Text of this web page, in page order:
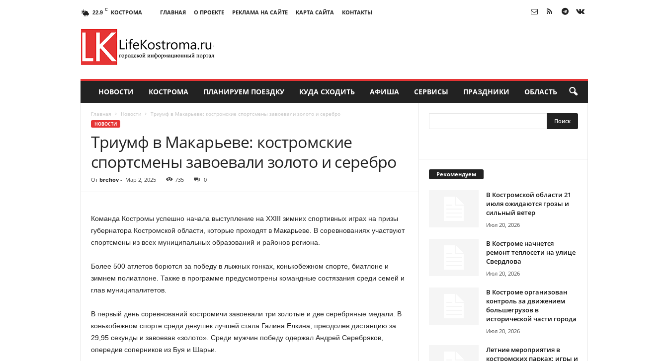
22.9 C КОСТРОМА ГЛАВНАЯ О ПРОЕКТЕ РЕКЛАМА НА САЙТЕ КАРТА САЙТА КОНТАКТЫ
НОВОСТИ КОСТРОМА ПЛАНИРУЕМ ПОЕЗДКУ КУДА СХОДИТЬ АФИША СЕРВИСЫ ПРАЗДНИКИ ОБЛАСТЬ
Главная Новости Триумф в Макарьеве: костромские спортсмены завоевали золото и серебро
НОВОСТИ
Триумф в Макарьеве: костромские
спортсмены завоевали золото и серебро
От brehov- Мар 2, 2025 735 0
Команда Костромы успешно начала выступление на XXIII зимних спортивных играх на призы
губернатора Костромской области, которые проходят в Макарьеве. В соревнованиях участвуют
спортсмены из всех муниципальных образований и районов региона.
Более 500 атлетов борются за победу в лыжных гонках, конькобежном спорте, биатлоне и
зимнем полиатлоне. Также в программе предусмотрены командные состязания среди семей и
глав муниципалитетов.
В первый день соревнований костромичи завоевали три золотые и две серебряные медали. В
конькобежном спорте среди девушек лучшей стала Галина Елкина, преодолев дистанцию за
29,95 секунды и завоевав «золото». Среди мужчин победу одержал Андрей Серебряков,
опередив соперников из Буя и Шарьи.
Рекомендуем
В Костромской области 21
июля ожидаются грозы и
сильный ветер
Июл 20, 2026
В Костроме начнется
ремонт теплосети на улице
Свердлова
Июл 20, 2026
В Костроме организован
контроль за движением
большегрузов в
исторической части города
Июл 20, 2026
Летние мероприятия в
костромских парках: игры и